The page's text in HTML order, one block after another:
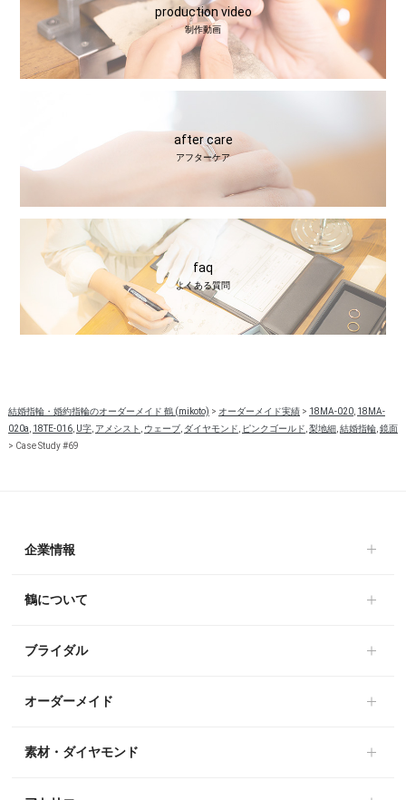
production video
制作動画
after care
アフターケア
faq
よくある質問
結婚指輪・婚約指輪のオーダーメイド 鶴 (mikoto) > オーダーメイド実績> 18MA-020, 18MA-
020a, 18TE-016, U字, アメシスト , ウェーブ, ダイヤモンド, ピンクゴールド,梨地細,結婚指輪,鏡面
> Case Study #69
企業情報
鶴について
ブライダル
オーダーメイド
素材・ダイヤモンド